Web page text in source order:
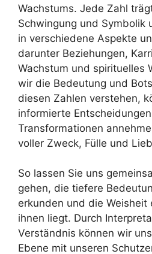
Wachstums. Jede Zahl
Schwingung und Symbolik
in verschiedene Aspekte
darunter Beziehungen,
Wachstum und spirituelles
wir die Bedeutung und
diesen Zahlen verstehen,
informierte
Transformationen
voller Zweck, Fülle und
So lassen Sie uns
gehen, die tiefere
erkunden und die Weisheit
ihnen liegt. Durch
Verständnis können wir
Ebene mit unseren